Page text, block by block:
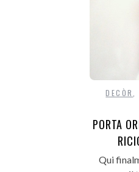
DECÒR
PORTA
Qui